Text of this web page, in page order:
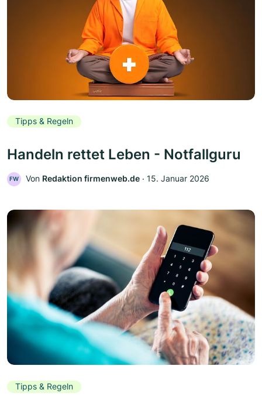
Tipps & Regeln
Handeln rettet Leben - Notfallguru
FW Von Redaktion firmenweb.de ‧ 15. Januar 2026
Tipps & Regeln